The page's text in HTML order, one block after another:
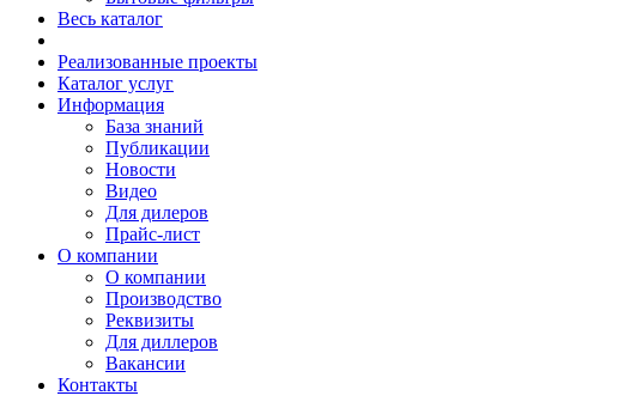
Весь каталог
Реализованные проекты
Каталог услуг
Информация
База знаний
Публикации
Новости
Видео
Для дилеров
Прайс-лист
О компании
О компании
Производство
Реквизиты
Для диллеров
Вакансии
Контакты